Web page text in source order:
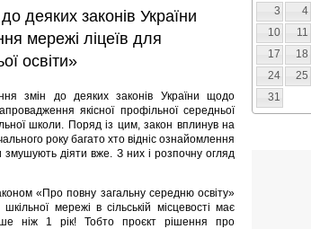
деяких законів України
мережі ліцеїв для
освіти»
змін до деяких законів України щодо
якісної профільної середньої
школи. Поряд із цим, закон вплинув на
року багато хто відніс ознайомлення
діяти вже. З них і розпочну огляд
«Про повну загальну середню освіту»
мережі в сільській місцевості має
ніж 1 рік! Тобто проєкт рішення про
3
4
10
11
17
18
24
25
31